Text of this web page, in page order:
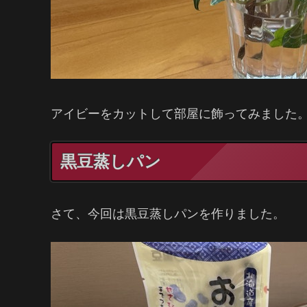
アイビーをカットして部屋に飾ってみました
黒豆蒸しパン
さて、今回は黒豆蒸しパンを作りました。